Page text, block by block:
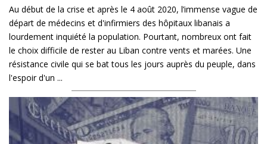
Au début de la crise et après le 4 août 2020, l’immense vague de
départ de médecins et d'infirmiers des hôpitaux libanais a
lourdement inquiété la population. Pourtant, nombreux ont fait
le choix difficile de rester au Liban contre vents et marées. Une
résistance civile qui se bat tous les jours auprès du peuple, dans
l'espoir d'un ...